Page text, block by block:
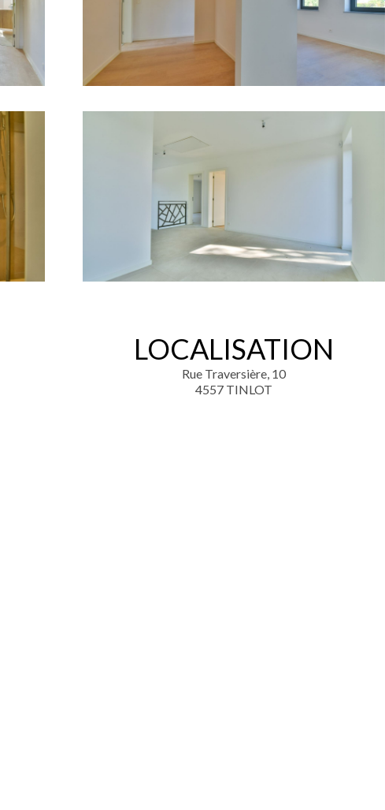
LOCALISATION
Rue Traversière, 10
4557 TINLOT